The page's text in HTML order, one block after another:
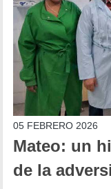
05 FEBRERO 2026
Mateo: un
de la